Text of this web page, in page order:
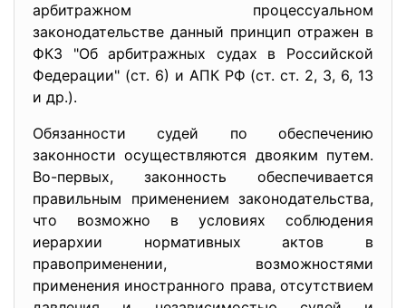
арбитражном процессуальном
законодательстве данный принцип отражен в
ФКЗ "Об арбитражных судах в Российской
Федерации" (ст. 6) и АПК РФ (ст. ст. 2, 3, 6, 13
и др.).
Обязанности судей по обеспечению
законности осуществляются двояким путем.
Во-первых, законность обеспечивается
правильным применением законодательства,
что возможно в условиях соблюдения
иерархии нормативных актов в
правоприменении, возможностями
применения иностранного права, отсутствием